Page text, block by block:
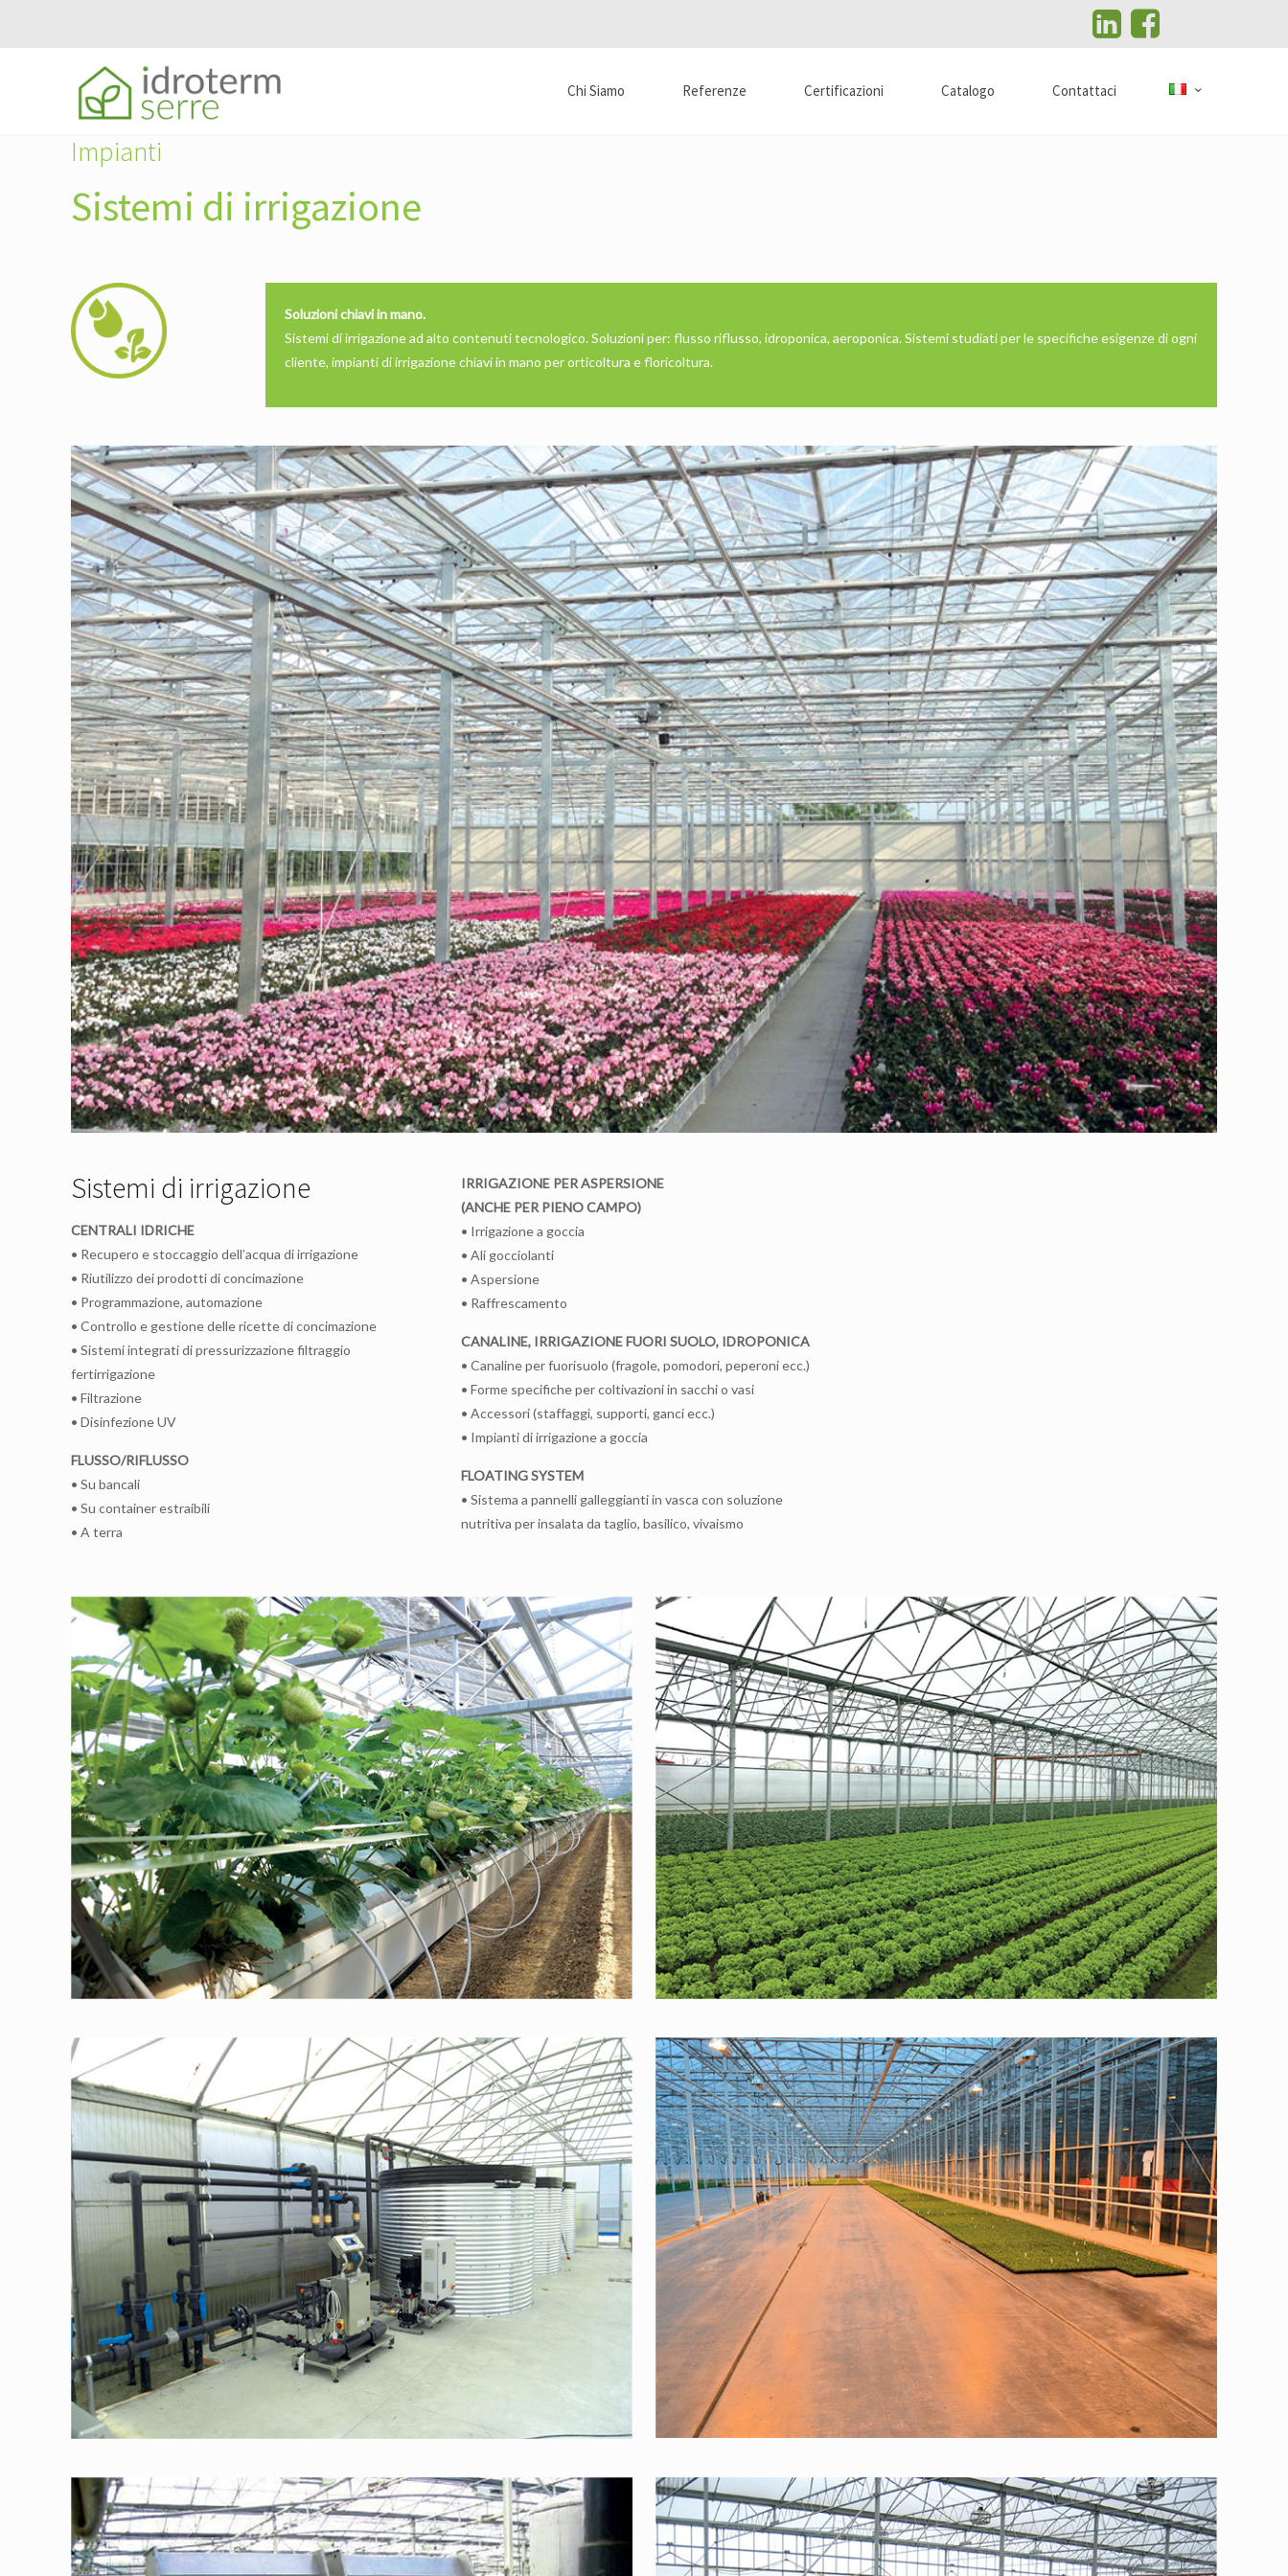
Chi Siamo Referenze Certificazioni Catalogo Contattaci
Impianti
Sistemi di irrigazione
Soluzioni chiavi in mano.
Sistemi di irrigazione ad alto contenuti tecnologico. Soluzioni per: flusso riflusso, idroponica, aeroponica. Sistemi studiati per le specifiche esigenze di ogni
cliente, impianti di irrigazione chiavi in mano per orticoltura e floricoltura.
Sistemi di irrigazione
CENTRALI IDRICHE
• Recupero e stoccaggio dell’acqua di irrigazione
• Riutilizzo dei prodotti di concimazione
• Programmazione, automazione
• Controllo e gestione delle ricette di concimazione
• Sistemi integrati di pressurizzazione filtraggio
fertirrigazione
• Filtrazione
• Disinfezione UV
FLUSSO/RIFLUSSO
• Su bancali
• Su container estraibili
• A terra
IRRIGAZIONE PER ASPERSIONE
(ANCHE PER PIENO CAMPO)
• Irrigazione a goccia
• Ali gocciolanti
• Aspersione
• Raffrescamento
CANALINE, IRRIGAZIONE FUORI SUOLO, IDROPONICA
• Canaline per fuorisuolo (fragole, pomodori, peperoni ecc.)
• Forme specifiche per coltivazioni in sacchi o vasi
• Accessori (staffaggi, supporti, ganci ecc.)
• Impianti di irrigazione a goccia
FLOATING SYSTEM
• Sistema a pannelli galleggianti in vasca con soluzione
nutritiva per insalata da taglio, basilico, vivaismo